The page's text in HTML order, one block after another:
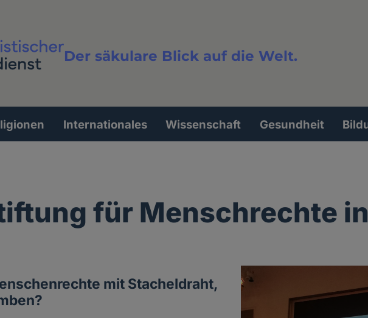
Der säkulare Blick auf die Welt.
Volltextsuche
Internationales Wissenschaft Gesundheit
für Menschrechte
mit Stacheldraht,